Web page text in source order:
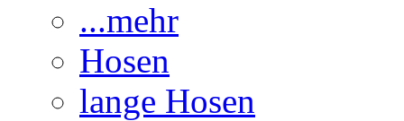
...mehr
Hosen
lange Hosen